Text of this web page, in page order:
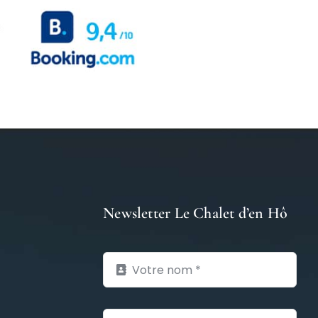
Newsletter Le Chalet d’en Hô